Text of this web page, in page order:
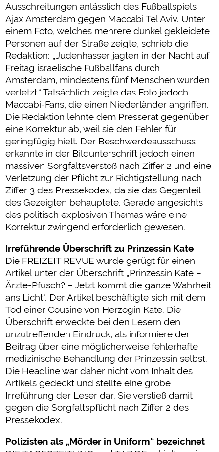
Ausschreitungen anlässlich des Fußballspiels
Ajax Amsterdam gegen Maccabi Tel Aviv. Unter
einem Foto, welches mehrere dunkel gekleidete
Personen auf der Straße zeigte, schrieb die
Redaktion: „Judenhasser jagten in der Nacht auf
Freitag israelische Fußballfans durch
Amsterdam, mindestens fünf Menschen wurden
verletzt.“ Tatsächlich zeigte das Foto jedoch
Maccabi-Fans, die einen Niederländer angriffen.
Die Redaktion lehnte dem Presserat gegenüber
eine Korrektur ab, weil sie den Fehler für
geringfügig hielt. Der Beschwerdeausschuss
erkannte in der Bildunterschrift jedoch einen
massiven Sorgfaltsverstoß nach Ziffer 2 und eine
Verletzung der Pflicht zur Richtigstellung nach
Ziffer 3 des Pressekodex, da sie das Gegenteil
des Gezeigten behauptete. Gerade angesichts
des politisch explosiven Themas wäre eine
Korrektur zwingend erforderlich gewesen.
Irreführende Überschrift zu Prinzessin Kate
Die FREIZEIT REVUE wurde gerügt für einen
Artikel unter der Überschrift „Prinzessin Kate –
Ärzte-Pfusch? – Jetzt kommt die ganze Wahrheit
ans Licht“. Der Artikel beschäftigte sich mit dem
Tod einer Cousine von Herzogin Kate. Die
Überschrift erweckte bei den Lesern den
unzutreffenden Eindruck, als informiere der
Beitrag über eine möglicherweise fehlerhafte
medizinische Behandlung der Prinzessin selbst.
Die Headline war daher nicht vom Inhalt des
Artikels gedeckt und stellte eine grobe
Irreführung der Leser dar. Sie verstieß damit
gegen die Sorgfaltspflicht nach Ziffer 2 des
Pressekodex.
Polizisten als „Mörder in Uniform“ bezeichnet